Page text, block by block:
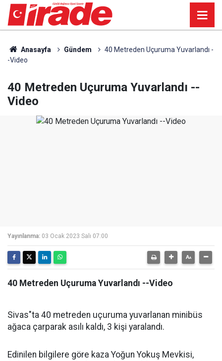
Anasayfa Gündem
40 Metreden Uçuruma Yuvarlandı -
-Video
40 Metreden Uçuruma Yuvarlandı --
Video
Yayınlanma: 03 Ocak 2023 Salı 07:00
40 Metreden Uçuruma Yuvarlandı --Video
Sivas"ta 40 metreden uçuruma yuvarlanan minibüs
ağaca çarparak asılı kaldı, 3 kişi yaralandı.
Edinilen bilgilere göre kaza Yoğun Yokuş Mevkisi,